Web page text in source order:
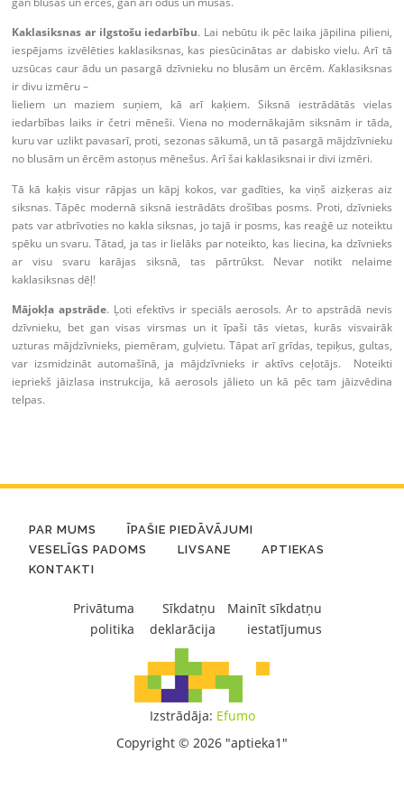
Kaklasiksnas ar ilgstošu iedarbību. Lai nebūtu ik pēc laika jāpilina pilieni,
iespējams izvēlēties kaklasiksnas, kas piesūcinātas ar dabisko vielu. Arī tā
uzsūcas caur ādu un pasargā dzīvnieku no blusām un ērcēm. Kaklasiksnas
ir divu izmēru –
lieliem un maziem suņiem, kā arī kaķiem. Siksnā iestrādātās vielas
iedarbības laiks ir četri mēneši. Viena no modernākajām siksnām ir tāda,
kuru var uzlikt pavasarī, proti, sezonas sākumā, un tā pasargā mājdzīvnieku
no blusām un ērcēm astoņus mēnešus. Arī šai kaklasiksnai ir divi izmēri.
Tā kā kaķis visur rāpjas un kāpj kokos, var gadīties, ka viņš aizķeras aiz
siksnas. Tāpēc modernā siksnā iestrādāts drošības posms. Proti, dzīvnieks
pats var atbrīvoties no kakla siksnas, jo tajā ir posms, kas reaģē uz noteiktu
spēku un svaru. Tātad, ja tas ir lielāks par noteikto, kas liecina, ka dzīvnieks
ar visu svaru karājas siksnā, tas pārtrūkst. Nevar notikt nelaime
kaklasiksnas dēļ!
Mājokļa apstrāde. Ļoti efektīvs ir speciāls aerosols.Ar to apstrādā nevis
dzīvnieku, bet gan visas virsmas un it īpaši tās vietas, kurās visvairāk
uzturas mājdzīvnieks, piemēram, guļvietu. Tāpat arī grīdas, tepiķus, gultas,
var izsmidzināt automašīnā, ja mājdzīvnieks ir aktīvs ceļotājs. Noteikti
iepriekš jāizlasa instrukcija, kā aerosols jālieto un kā pēc tam jāizvēdina
telpas.
PAR MUMS
ĪPAŠIE PIEDĀVĀJUMI
VESELĪGS PADOMS
LIVSANE
APTIEKAS
KONTAKTI
Privātuma
politika
Sīkdatņu
deklarācija
Mainīt sīkdatņu
iestatījumus
Izstrādāja: Efumo
Copyright © 2026 "aptieka1"